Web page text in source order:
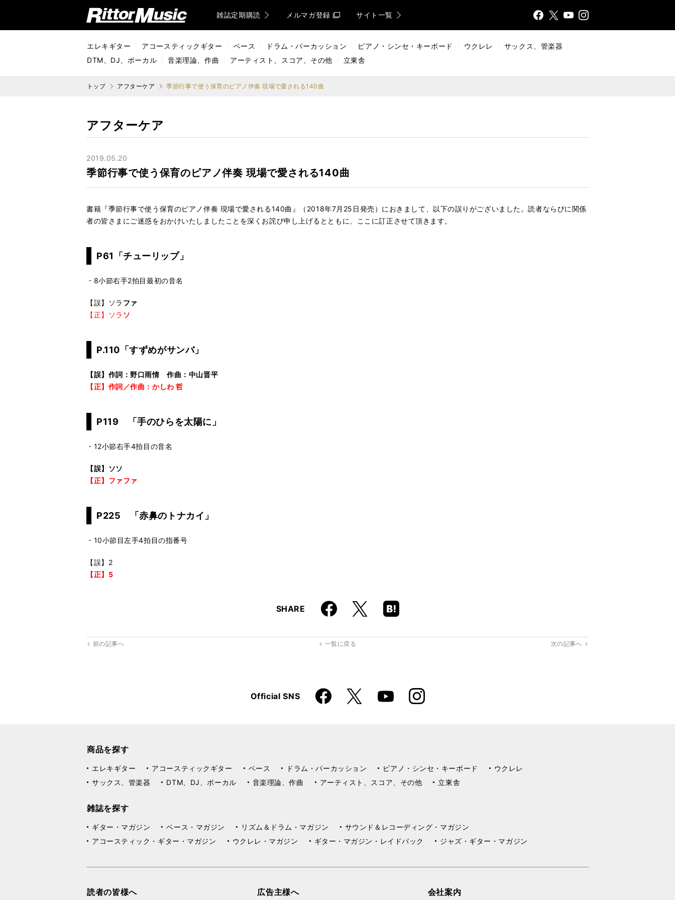
リットーミュージック (Rittor Music) 雑誌定期購読 メルマガ登録 サイト一覧
FaceX
YouTInsta
エレキギター アコースティックギター ベース ドラム・パーカッション ピアノ・シンセ・キーボード ウクレレ
サックス、管楽器
DTM、DJ、ボーカル
音楽理論、作曲 アーティスト、スコア、その他 立東舎
トップ アフターケア 季節行事で使う保育のピアノ伴奏 現場で愛される140曲
アフターケア
2019.05.20
季節行事で使う保育のピアノ伴奏 現場で愛される140曲
書籍『季節行事で使う保育のピアノ伴奏 現場で愛される140曲』（2018年7月25日発売）におきまして、以下の誤りがございました。読者ならびに関係
者の皆さまにご迷惑をおかけいたしましたことを深くお詫び申し上げるとともに、ここに訂正させて頂きます。
P61「チューリップ」
・8小節右手2拍目最初の音名
【誤】ソラ ファ
【正】ソラ ソ
P.110「すずめがサンバ」
【誤】作詞：野口雨情 作曲：中山晋平
【正】作詞／作曲：かしわ 哲
P119 「手のひらを太陽に」
・12小節右手4拍目の音名
【誤】ソソ
【正】ファファ
P225 「赤鼻のトナカイ」
・10小節目左手4拍目の指番号
【誤】2
【正】5
SHARE Faceboo
k
X
Hatena
Boo
rk
前の記事へ 一覧に戻る 次の記事へ
Official SNSFaceboo
k
X YouTube Instagra
m
商品を探す
エレキギター アコースティックギター ベース ドラム・パーカッション ピアノ・シンセ・キーボード
ウクレレ
サックス、管楽器
DTM、DJ、ボーカル 音楽理論、作曲 アーティスト、スコア、その他 立東舎
雑誌を探す
ギター・マガジン ベース・マガジン リズム＆ドラム・マガジン
サウンド＆レコーディング・マガジン
アコースティック・ギター・マガジン
ウクレレ・マガジン ギター・マガジン・レイドバック ジャズ・ギター・マガジン
読者の皆様へ 広告主様へ 会社案内